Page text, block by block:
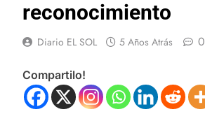
reconocimiento
Diario EL SOL 5 Años Atrás 0
Compartilo!